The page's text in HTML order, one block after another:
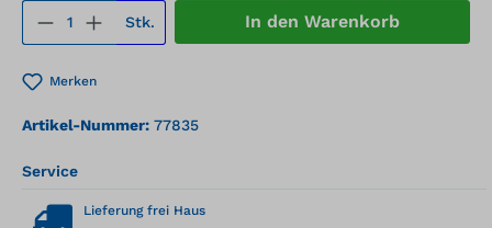
Produkt Anzahl: Gib den
Stk. In den Warenkorb
Merken
Artikel-Nummer: 77835
Service
Lieferung frei Haus